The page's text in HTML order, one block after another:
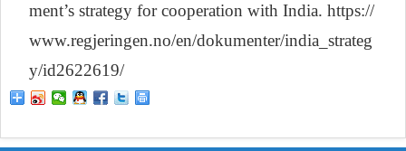
ment’s strategy for cooperation with India. https://
www.regjeringen.no/en/dokumenter/india_strateg
y/id2622619/